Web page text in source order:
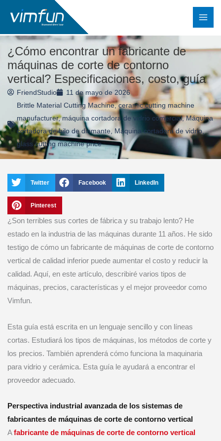
contenido
¿Cómo encontrar un fabricante de
máquinas de corte de contorno
vertical? Especificaciones, costo, guía
FriendStudio
11 de mayo de 2026
Brittle Material Cutting Machine,ceramic cutting machine
manufacturer,máquina cortadora de vidrio comercial,Máquina
cortadora de hilo de diamante Máquina cortadora de vidrio,
glass cutting machine price
Twitter Facebook LinkedIn
Pinterest
¿Son terribles sus cortes de fábrica y su trabajo lento? He
estado en la industria de las máquinas durante 11 años. He sido
testigo de cómo un fabricante de máquinas de corte de contorno
vertical de calidad inferior puede aumentar el costo y reducir la
calidad. Aquí, en este artículo, describiré varios tipos de
máquinas, precios, características y el mejor proveedor como
Vimfun.
Esta guía está escrita en un lenguaje sencillo y con líneas
cortas. Estudiará los tipos de máquinas, los métodos de corte y
los precios. También aprenderá cómo funciona la maquinaria
para vidrio y cerámica. Esta guía le ayudará a encontrar el
proveedor adecuado.
Perspectiva industrial avanzada de los sistemas de
fabricantes de máquinas de corte de contorno vertical
Afabricante de máquinas de corte de contorno vertical